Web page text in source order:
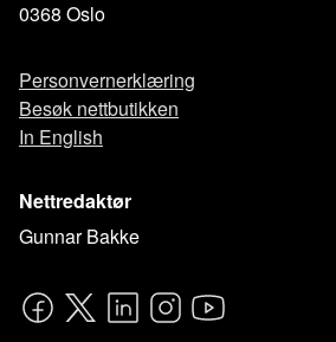
0368 Oslo
Personvernerklæring
Besøk nettbutikken
In English
Nettredaktør
Gunnar Bakke